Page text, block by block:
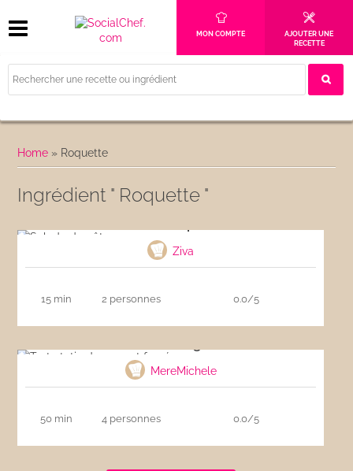
MON COMPTE
AJOUTER UNE
RECETTE
Home » Roquette
Ingrédient " Roquette "
Ziva
15 min 2 personnes 0.0/5
MereMichele
50 min 4 personnes 0.0/5